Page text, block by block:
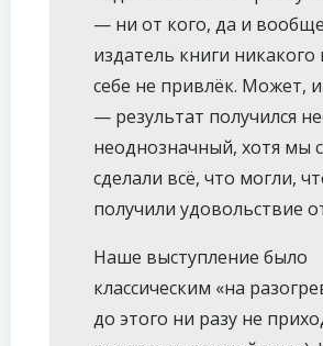
— ни от кого, да и
издатель книги
себе не привлёк. Может,
— результат получился
неоднозначный, хотя мы
сделали всё, что могли,
получили удовольствие
Наше выступление было
классическим «на
до этого ни разу не